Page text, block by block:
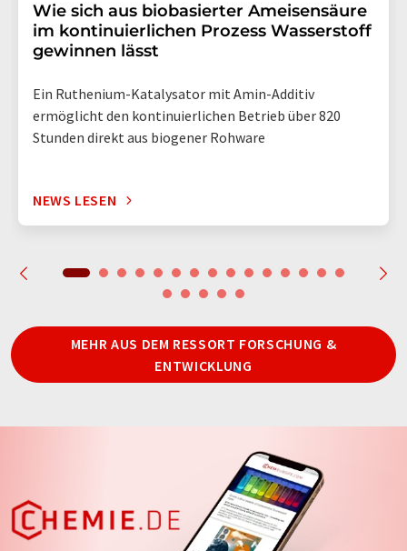
Wie sich aus biobasierter Ameisensäure
im kontinuierlichen Prozess Wasserstoff
gewinnen lässt
Ein Ruthenium-Katalysator mit Amin-Additiv
ermöglicht den kontinuierlichen Betrieb über 820
Stunden direkt aus biogener Rohware
NEWS LESEN
MEHR AUS DEM RESSORT FORSCHUNG &
ENTWICKLUNG